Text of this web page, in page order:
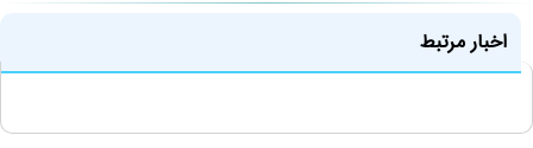
اخبار مرتبط